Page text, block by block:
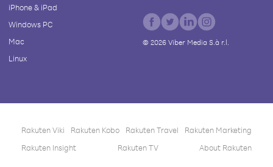
iPhone & iPad
Windows PC
Mac
Linux
© 2026Viber Media S.à r.l.
Rakuten Viki Rakuten Kobo Rakuten Travel
Rakuten Marketing
Rakuten Insight
Rakuten TV About Rakuten